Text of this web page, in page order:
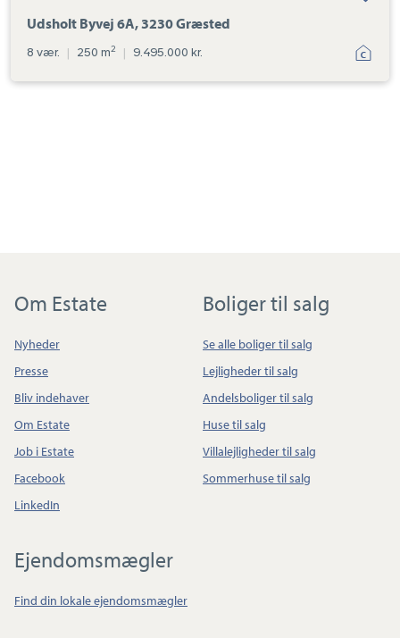
Udsholt Byvej 6A, 3230 Græsted
8 vær. | 250 m2 | 9.495.000 kr.
Om Estate
Nyheder
Presse
Bliv indehaver
Om Estate
Job i Estate
Facebook
LinkedIn
Boliger til salg
Se alle boliger til salg
Lejligheder til salg
Andelsboliger til salg
Huse til salg
Villalejligheder til salg
Sommerhuse til salg
Ejendomsmægler
Find din lokale ejendomsmægler